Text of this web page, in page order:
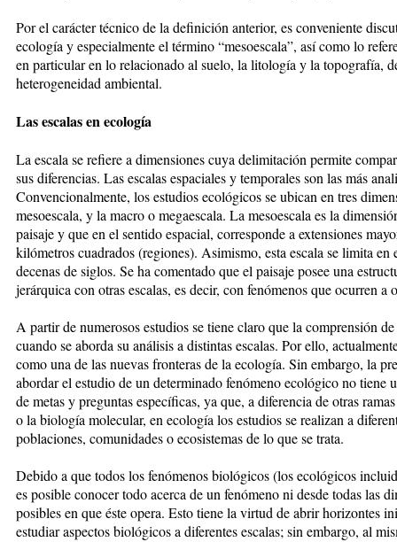
Por el carácter técnico de la definición anterior, es conveniente
ecología y especialmente el término “mesoescala”, así como lo
en particular en lo relacionado al suelo, la litología y la topografía,
heterogeneidad ambiental.
Las escalas en ecología
La escala se refiere a dimensiones cuya delimitación permite
sus diferencias. Las escalas espaciales y temporales son las más
Convencionalmente, los estudios ecológicos se ubican en tres
mesoescala, y la macro o megaescala. La mesoescala es la
paisaje y que en el sentido espacial, corresponde a extensiones
kilómetros cuadrados (regiones). Asimismo, esta escala se limita en
decenas de siglos. Se ha comentado que el paisaje posee una
jerárquica con otras escalas, es decir, con fenómenos que ocurren a
A partir de numerosos estudios se tiene claro que la comprensión
cuando se aborda su análisis a distintas escalas. Por ello,
como una de las nuevas fronteras de la ecología. Sin embargo, la
abordar el estudio de un determinado fenómeno ecológico no tiene
de metas y preguntas específicas, ya que, a diferencia de otras
o la biología molecular, en ecología los estudios se realizan a
poblaciones, comunidades o ecosistemas de lo que se trata.
Debido a que todos los fenómenos biológicos (los ecológicos
es posible conocer todo acerca de un fenómeno ni desde todas las
posibles en que éste opera. Esto tiene la virtud de abrir horizontes
estudiar aspectos biológicos a diferentes escalas; sin embargo, al